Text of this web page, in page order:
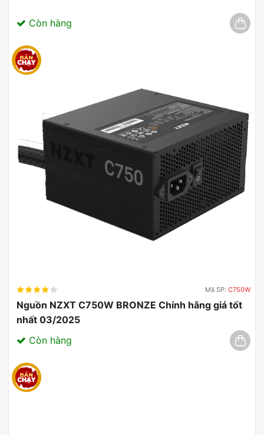
Còn hàng
Mã SP: C750W
Nguồn NZXT C750W BRONZE Chính hãng giá tốt
nhất 03/2025
Còn hàng